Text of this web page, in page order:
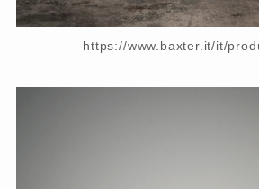
https://www.baxter.it/it/